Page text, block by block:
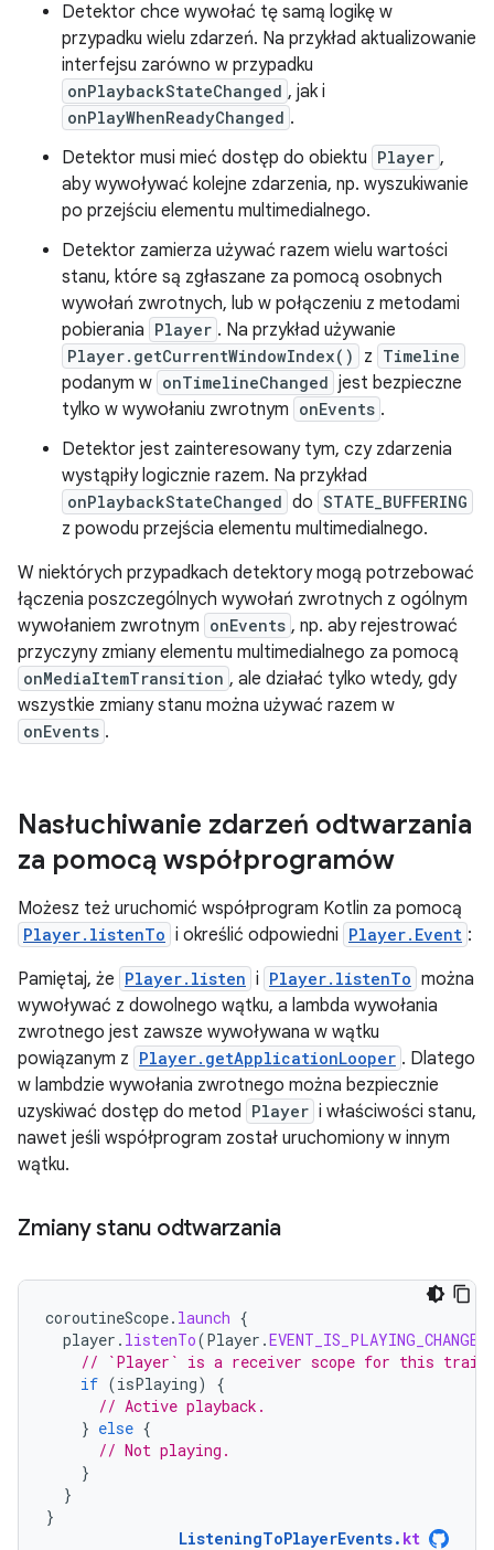
Detektor chce wywołać tę samą logikę w
przypadku wielu zdarzeń. Na przykład aktualizowanie
interfejsu zarówno w przypadku
onPlaybackStateChanged , jak i
onPlayWhenReadyChanged .
Detektor musi mieć dostęp do obiektu Player ,
aby wywoływać kolejne zdarzenia, np. wyszukiwanie
po przejściu elementu multimedialnego.
Detektor zamierza używać razem wielu wartości
stanu, które są zgłaszane za pomocą osobnych
wywołań zwrotnych, lub w połączeniu z metodami
pobierania Player . Na przykład używanie
Player.getCurrentWindowIndex() z Timeline
podanym w onTimelineChanged jest bezpieczne
tylko w wywołaniu zwrotnym onEvents .
Detektor jest zainteresowany tym, czy zdarzenia
wystąpiły logicznie razem. Na przykład
onPlaybackStateChanged do STATE_BUFFERING
z powodu przejścia elementu multimedialnego.
W niektórych przypadkach detektory mogą potrzebować
łączenia poszczególnych wywołań zwrotnych z ogólnym
wywołaniem zwrotnym onEvents , np. aby rejestrować
przyczyny zmiany elementu multimedialnego za pomocą
onMediaItemTransition , ale działać tylko wtedy, gdy
wszystkie zmiany stanu można używać razem w
onEvents .
Nasłuchiwanie zdarzeń odtwarzania
za pomocą współprogramów
Możesz też uruchomić współprogram Kotlin za pomocą
Player.listenTo i określić odpowiedni Player.Event :
Pamiętaj, że Player.listen i Player.listenTo można
wywoływać z dowolnego wątku, a lambda wywołania
zwrotnego jest zawsze wywoływana w wątku
powiązanym z Player.getApplicationLooper . Dlatego
w lambdzie wywołania zwrotnego można bezpiecznie
uzyskiwać dostęp do metod Player i właściwości stanu,
nawet jeśli współprogram został uruchomiony w innym
wątku.
Zmiany stanu odtwarzania
coroutineScope. launch {
player . listenTo(Player .EVENT_IS_PLAYING_CHANGED
// `Player` is a receiver scope for this
if (isPlaying)
{
// Active playback.
} else {
// Not playing.
}
}
}
ListeningToPlayerEvents. kt